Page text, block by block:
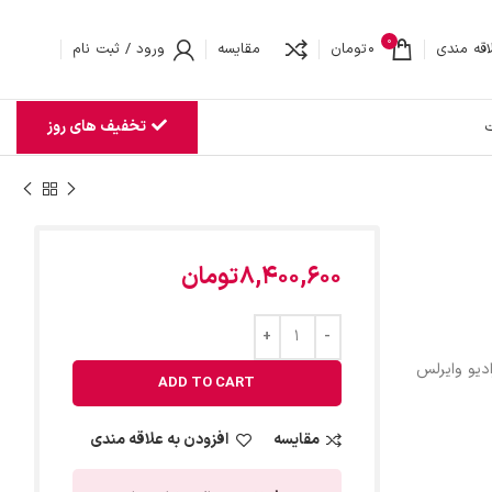
مندی 0
0تومان مقایسه ورود / ثبت نام
تخفیف های روز
وایرلس
8,400,600تومان
ADD TO CART
مقایسه افزودن به علاقه مندی